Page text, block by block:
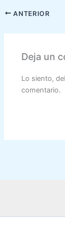
ANTERIOR
Deja un
Lo siento,
comentario.